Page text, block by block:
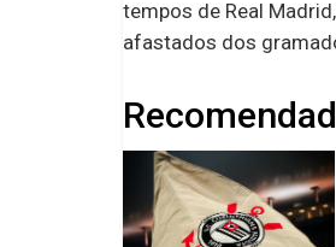
tempos de Real
afastados dos